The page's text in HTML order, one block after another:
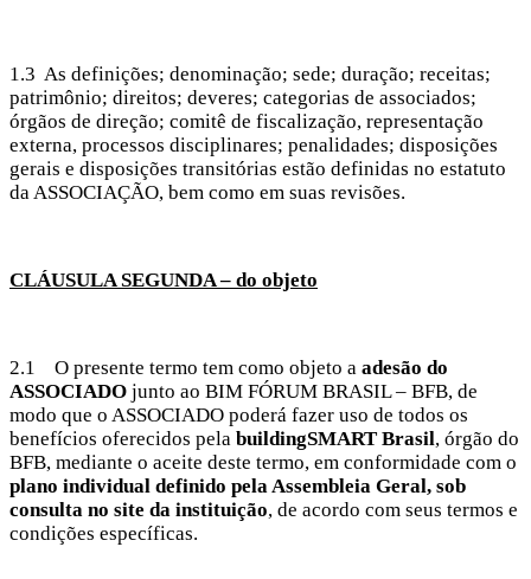
1.3 As definições; denominação; sede; duração; receitas;
patrimônio; direitos; deveres; categorias de associados;
órgãos de direção; comitê de fiscalização, representação
externa, processos disciplinares; penalidades; disposições
gerais e disposições transitórias estão definidas no estatuto
da ASSOCIAÇÃO, bem como em suas revisões.
CLÁUSULA SEGUNDA – do objeto
2.1 O presente termo tem como objeto a adesão do
ASSOCIADO junto ao BIM FÓRUM BRASIL – BFB, de
modo que o ASSOCIADO poderá fazer uso de todos os
benefícios oferecidos pela buildingSMART Brasil, órgão do
BFB, mediante o aceite deste termo, em conformidade com o
plano individual definido pela Assembleia Geral, sob
consulta no site da instituição, de acordo com seus termos e
condições específicas.